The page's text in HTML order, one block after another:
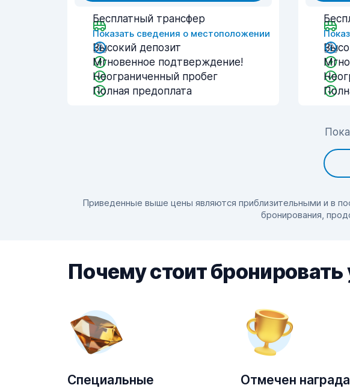
Бесплатный трансфер
Показать сведения о местоположении
Высокий депозит
Мгновенное подтверждение!
Неограниченный пробег
Полная предоплата
Приведенные выше цены являются приблизительными и в
бронирования,
Почему стоит бронировать
Специальные
Отмечен